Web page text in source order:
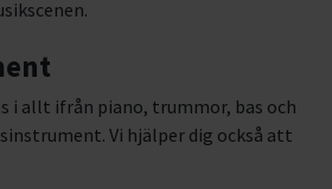
i allt ifrån piano, trummor, bas och
Vi hjälper dig också att